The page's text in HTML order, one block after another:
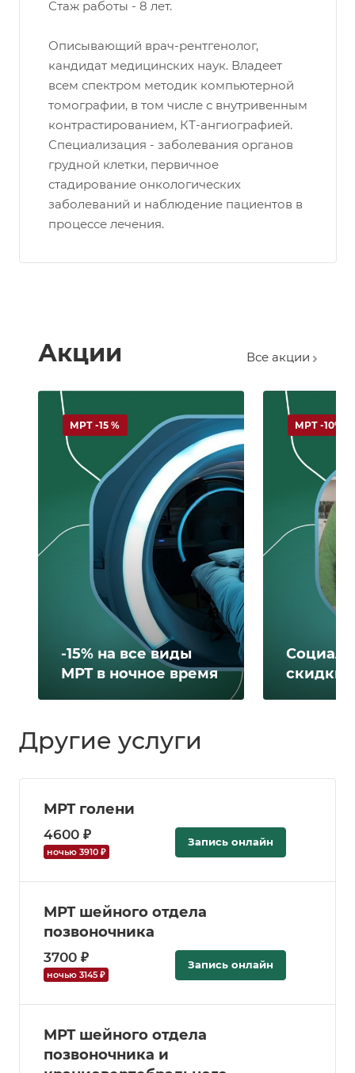
Стаж работы - 8 лет.
Описывающий врач-рентгенолог,
кандидат медицинских наук. Владеет
всем спектром методик компьютерной
томографии, в том числе с внутривенным
контрастированием, КТ-ангиографией.
Специализация - заболевания органов
грудной клетки, первичное
стадирование онкологических
заболеваний и наблюдение пациентов в
процессе лечения.
Акции Все акции
-15% на все виды
МРТ в ночное время
МРТ -15 %
скидки
МРТ -10%
Другие услуги
МРТ голени
4600 ₽
ночью 3910 ₽
Запись онлайн
МРТ шейного отдела
позвоночника
3700 ₽
ночью 3145 ₽
Запись онлайн
МРТ шейного отдела
позвоночника и